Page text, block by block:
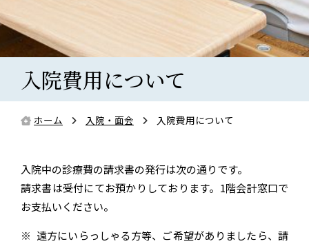
入院費用について
ホーム 入院・面会 入院費用について
入院中の診療費の請求書の発行は次の通りです。
請求書は受付にてお預かりしております。1階会計窓口で
お支払いください。
遠方にいらっしゃる方等、ご希望がありましたら、請